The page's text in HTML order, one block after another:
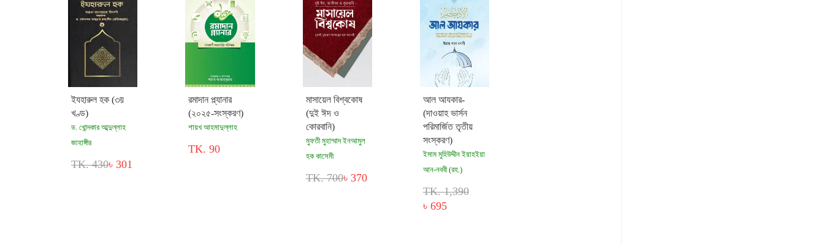
ইযহারুল হক (৩য়
খণ্ড)
ড. খোন্দকার আব্দুল্লাহ
জাহাঙ্গীর
TK. 430৳ 301
রমাদান প্ল্যানার
(২০২৫-সংস্করণ)
শায়খ আহমাদুল্লাহ
TK. 90
মাসায়েল বিশ্বকোষ
(দুই ঈদ ও
কোরবানি)
মুফতী মুহাম্মাদ ইনআমুল
হক কাসেমী
TK. 700৳ 370
আল আযকার-
(দাওয়াহ ভার্সন
পরিমার্জিত তৃতীয়
সংস্করণ)
ইমাম মুহিউদ্দীন ইয়াহইয়া
আন-নববী (রহ.)
TK. 1,390
৳ 695